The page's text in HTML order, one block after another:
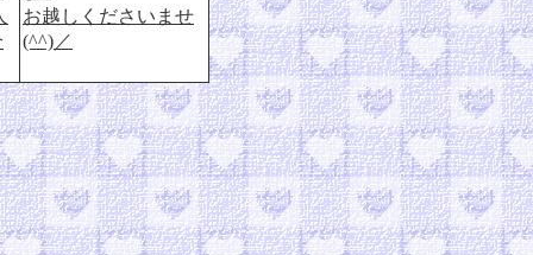
お越しくださいませ
(^^)／